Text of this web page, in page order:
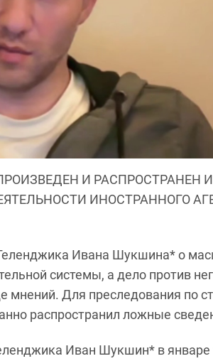
И РАСПРОСТРАНЕН
ИНОСТРАННОГО
Ивана Шукшина* о
системы, а дело против
мнений. Для преследования по
распространил ложные
Иван Шукшин* в январе